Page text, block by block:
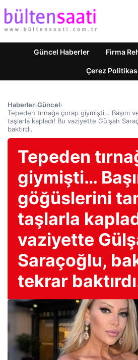
Güncel Haberler Firma
Çerez
Haberler›Güncel›
Tepeden tırnağa çorap giymişti… Başını
taşlarla kapladı! Bu vaziyette Gülşah
baktırdı.
Tepeden
giymişti…
göğüslerini
taşlarla
vaziyette
Saraçoğlu,
tekrar